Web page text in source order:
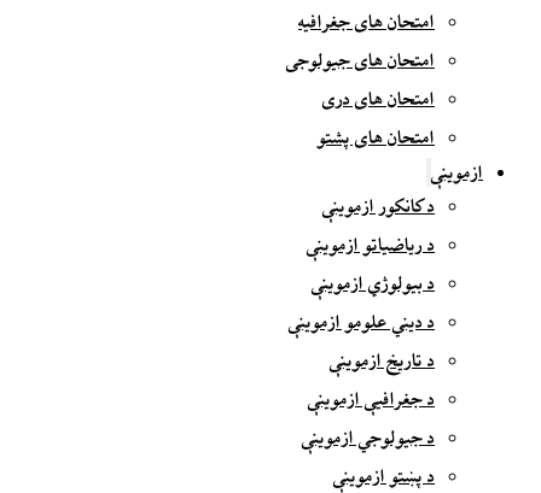
امتحان های جغرافیه
امتحان های جیولوجی
امتحان های دری
امتحان های پشتو
ازموینې
د کانکور ازموینې
د ریاضیاتو ازموینې
د بیولوژي ازموینې
د دیني علومو ازموینې
د تاریخ ازموینې
د جغرافیې ازموینې
د جیولوجي ازموینې
د پښتو ازموینې